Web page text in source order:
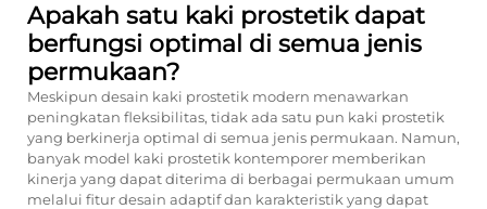
Apakah satu kaki prostetik dapat
berfungsi optimal di semua jenis
permukaan?
Meskipun desain kaki prostetik modern menawarkan
peningkatan fleksibilitas, tidak ada satu pun kaki prostetik
yang berkinerja optimal di semua jenis permukaan. Namun,
banyak model kaki prostetik kontemporer memberikan
kinerja yang dapat diterima di berbagai permukaan umum
melalui fitur desain adaptif dan karakteristik yang dapat